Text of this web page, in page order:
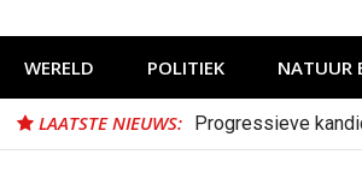
WERELD POLITIEK NATUUR
LAATSTE NIEUWS: Progressieve